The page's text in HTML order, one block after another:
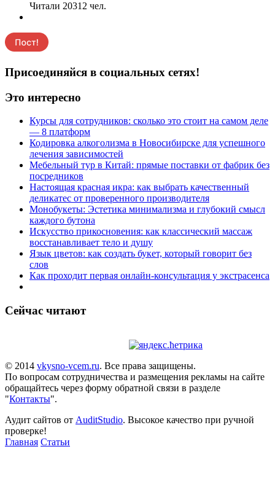
Читали 20312 чел.
Присоединяйся в социальных сетях!
Это интересно
Курсы для сотрудников: сколько это стоит на самом деле
— 8 платформ
Кодировка алкоголизма в Новосибирске для успешного
лечения зависимостей
Мебельный тур в Китай: прямые поставки от фабрик без
посредников
Настоящая красная икра: как выбрать качественный
деликатес от проверенного производителя
Монобукеты: Эстетика минимализма и глубокий смысл
каждого бутона
Искусство прикосновения: как классический массаж
восстанавливает тело и душу
Язык цветов: как создать букет, который говорит без
слов
Как проходит первая онлайн-консультация у экстрасенса
Сейчас читают
© 2014 vkysno-vcem.ru. Все права защищены.
По вопросам сотрудничества и размещения рекламы на сайте
обращайтесь через форму обратной связи в разделе
"Контакты".
Аудит сайтов от AuditStudio. Высокое качество при ручной
проверке!
Главная Статьи